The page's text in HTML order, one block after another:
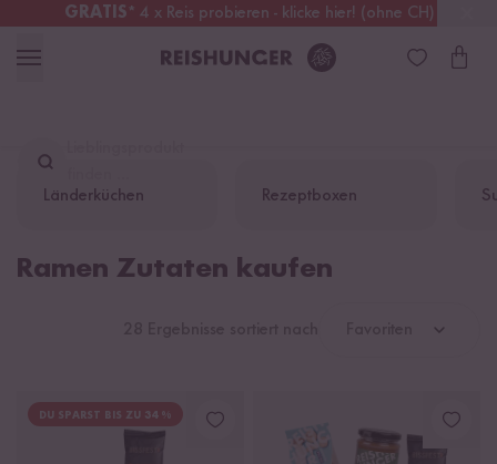
GRATIS* 4 x Reis probieren - klicke hier! (ohne CH)
Deutschland Kostenloser Versand
Länderküchen
Rezeptboxen
Ramen Zutaten kaufen
DU SPARST BIS ZU 34 %